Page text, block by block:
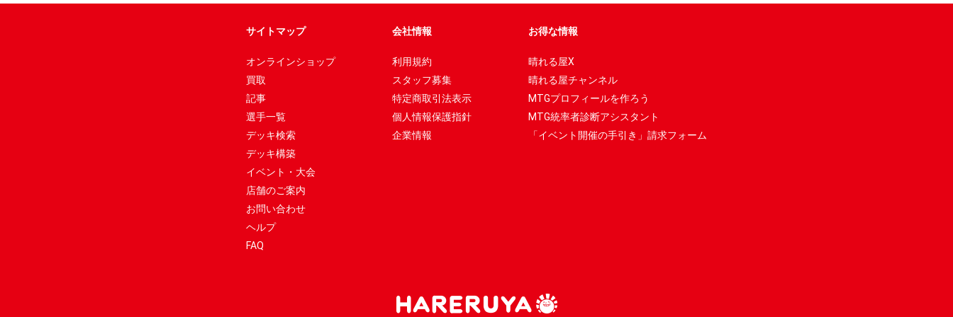
サイトマップ
オンラインショップ
買取
記事
選手一覧
デッキ検索
デッキ構築
イベント・大会
店舗のご案内
お問い合わせ
ヘルプ
FAQ
会社情報
利用規約
スタッフ募集
特定商取引法表示
個人情報保護指針
企業情報
お得な情報
晴れる屋X
晴れる屋チャンネル
MTGプロフィールを作ろう
MTG統率者診断アシスタント
「イベント開催の手引き」請求フォーム